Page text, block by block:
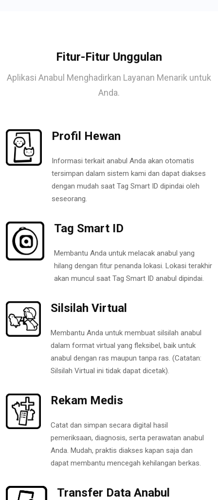
Fitur-Fitur Unggulan
Aplikasi Anabul Menghadirkan Layanan Menarik untuk
Anda.
Profil Hewan
Informasi terkait anabul Anda akan otomatis
tersimpan dalam sistem kami dan dapat diakses
dengan mudah saat Tag Smart ID dipindai oleh
seseorang.
Tag Smart ID
Membantu Anda untuk melacak anabul yang
hilang dengan fitur penanda lokasi. Lokasi terakhir
akan muncul saat Tag Smart ID anabul dipindai.
Silsilah Virtual
Membantu Anda untuk membuat silsilah anabul
dalam format virtual yang fleksibel, baik untuk
anabul dengan ras maupun tanpa ras. (Catatan:
Silsilah Virtual ini tidak dapat dicetak).
Rekam Medis
Catat dan simpan secara digital hasil
pemeriksaan, diagnosis, serta perawatan anabul
Anda. Mudah, praktis diakses kapan saja dan
dapat membantu mencegah kehilangan berkas.
Transfer Data Anabul